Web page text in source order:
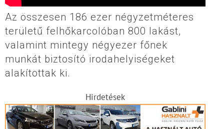
Az összesen 186 ezer négyzetméteres
területű felhőkarcolóban 800 lakást,
valamint mintegy négyezer főnek
munkát biztosító irodahelyiségeket
alakítottak ki.
Hirdetések